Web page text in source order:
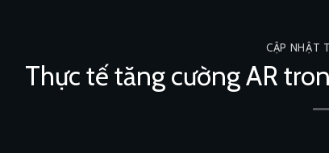
CẬP NHẬT
Thực tế tăng cường AR